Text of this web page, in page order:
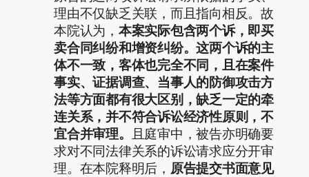
理由不仅缺乏关联，而且指向相反。故
本院认为， 本案实际包含两个诉，即买
卖合同纠纷和增资纠纷。这两个诉的主
体不一致，客体也完全不同，且在案件
事实、证据调查、当事人的防御攻击方
法等方面都有很大区别，缺乏一定的牵
连关系，并不符合诉讼经济性原则，不
宜合并审理。
且庭审中，被告亦明确要
求对不同法律关系的诉讼请求应分开审
理。在本院释明后， 原告提交书面意见